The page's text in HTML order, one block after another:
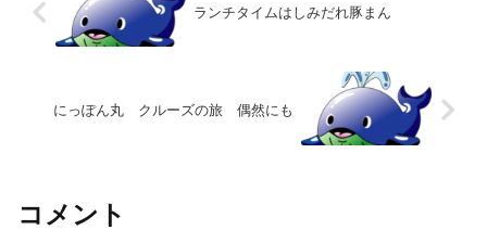
ランチタイムはしみだれ豚まん
にっぽん丸 クルーズの旅 偶然にも
コメント